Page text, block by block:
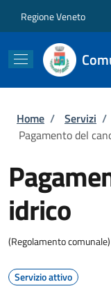
Regione Veneto
Briciole
Home / Servizi /
Pagamento del
idrico
(Regolamento comunale)
Servizio attivo